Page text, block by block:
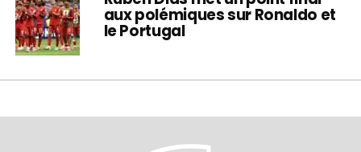
aux polémiques sur Ronaldo et
le Portugal